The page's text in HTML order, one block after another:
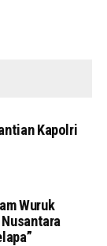
Kapolri
Wuruk